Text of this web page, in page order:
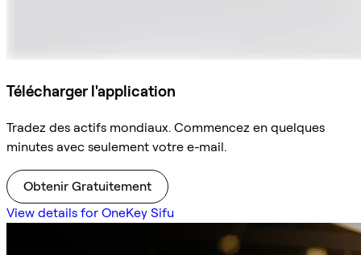
Télécharger l'application
Tradez des actifs mondiaux. Commencez en quelques
minutes avec seulement votre e-mail.
Obtenir Gratuitement
View details for OneKey Sifu